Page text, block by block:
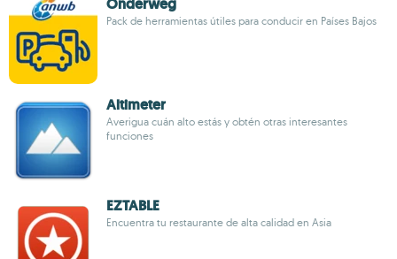
Onderweg
Pack de herramientas útiles para conducir en Países Bajos
Altimeter
Averigua cuán alto estás y obtén otras interesantes
funciones
EZTABLE
Encuentra tu restaurante de alta calidad en Asia